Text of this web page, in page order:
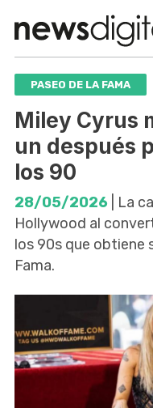
PASEO DE LA FAMA
Miley Cyrus
un después
los 90
28/05/2026 | La
Hollywood al
los 90s que obtiene
Fama.